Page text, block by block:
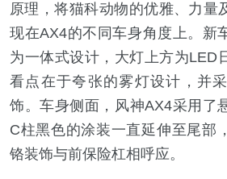
原理，将猫科动物的优雅、力量
现在AX4的不同车身角度上。新
为一体式设计，大灯上方为LED
看点在于夸张的雾灯设计，并
饰。车身侧面，风神AX4采用了
C柱黑色的涂装一直延伸至尾部
铬装饰与前保险杠相呼应。